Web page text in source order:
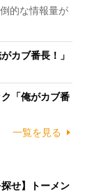
的な情報量が
カブ番長！」
「俺がカブ番
一覧を見る
せ】トーメン